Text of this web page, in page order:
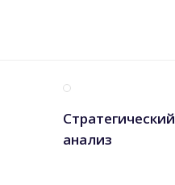
Стратегический
анализ